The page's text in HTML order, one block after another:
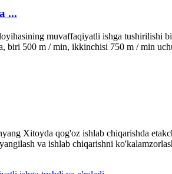
...
muvaffaqiyatli ishga
biri 500 m / min, ikkinchisi 750 m / min
Xitoyda qog'oz ishlab chiqarishda
va ishlab chiqarishni